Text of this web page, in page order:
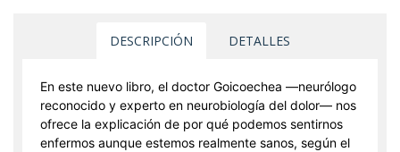
DESCRIPCIÓN DETALLES
En este nuevo libro, el doctor Goicoechea —neurólogo
reconocido y experto en neurobiología del dolor— nos
ofrece la explicación de por qué podemos sentirnos
enfermos aunque estemos realmente sanos, según el